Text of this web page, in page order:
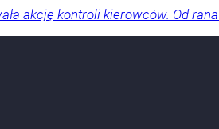
akcję kontroli kierowców. Od